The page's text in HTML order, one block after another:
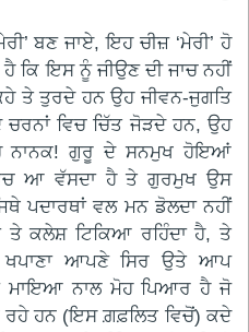
ਬਣ ਜਾਏ, ਇਹ ਚੀਜ਼ ‘ਮੇਰੀ’ ਹੋ
ਕਿ ਇਸ ਨੂੰ ਜੀਉਣ ਦੀ ਜਾਚ ਨਹੀਂ
ਤੇ ਤੁਰਦੇ ਹਨ ਉਹ ਜੀਵਨ-ਜੁਗਤਿ
ਵਿਚ ਚਿੱਤ ਜੋੜਦੇ ਹਨ, ਉਹ
ਨਾਨਕ! ਗੁਰੂ ਦੇ ਸਨਮੁਖ ਹੋਇਆਂ
ਆ ਵੱਸਦਾ ਹੈ ਤੇ ਗੁਰਮੁਖ ਉਸ
ਪਦਾਰਥਾਂ ਵਲ ਮਨ ਡੋਲਦਾ ਨਹੀਂ
ਤੇ ਕਲੇਸ਼ ਟਿਕਿਆ ਰਹਿੰਦਾ ਹੈ, ਤੇ
ਆਪਣੇ ਸਿਰ ਉਤੇ ਆਪ
ਮਾਇਆ ਨਾਲ ਮੋਹ ਪਿਆਰ ਹੈ ਜੋ
ਹਨ (ਇਸ ਗ਼ਫ਼ਲਿਤ ਵਿਚੋਂ) ਕਦੇ